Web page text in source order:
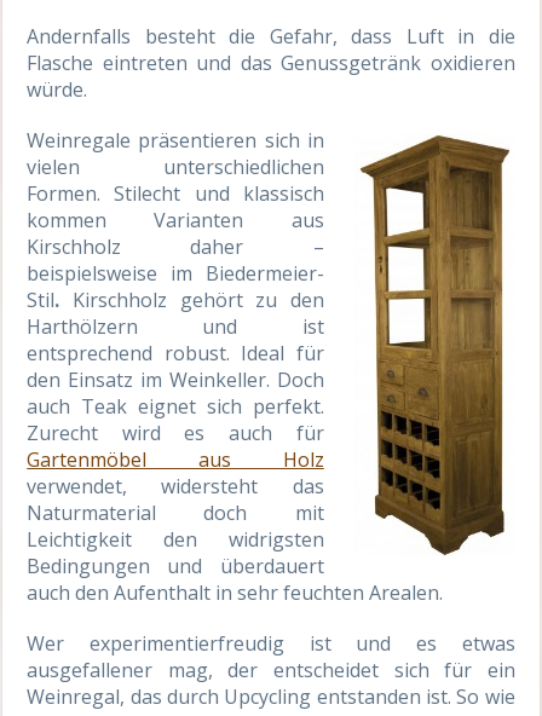
Andernfalls besteht die Gefahr, dass Luft in die
Flasche eintreten und das Genussgetränk oxidieren
würde.
Weinregale präsentieren sich in
vielen unterschiedlichen
Formen. Stilecht und klassisch
kommen Varianten aus
Kirschholz daher –
beispielsweise im Biedermeier-
Stil. Kirschholz gehört zu den
Harthölzern und ist
entsprechend robust. Ideal für
den Einsatz im Weinkeller. Doch
auch Teak eignet sich perfekt.
Zurecht wird es auch für
Gartenmöbel aus Holz
verwendet, widersteht das
Naturmaterial doch mit
Leichtigkeit den widrigsten
Bedingungen und überdauert
auch den Aufenthalt in sehr feuchten Arealen.
Wer experimentierfreudig ist und es etwas
ausgefallener mag, der entscheidet sich für ein
Weinregal, das durch Upcycling entstanden ist. So wie